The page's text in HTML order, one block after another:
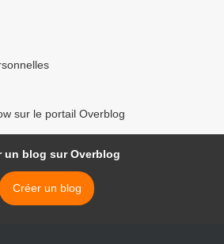
sur le portail Overblog
un blog sur Overblog
Créer un blog